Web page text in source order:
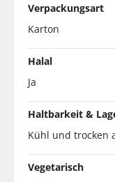
Verpackungsart
Karton
Halal
Ja
Haltbarkeit &
Kühl und trocken
Vegetarisch